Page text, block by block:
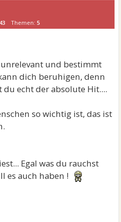
Themen:5
und bestimmt
dich beruhigen, denn
echt der absolute Hit....
so wichtig ist, das ist
Egal was du rauchst
es auch haben !